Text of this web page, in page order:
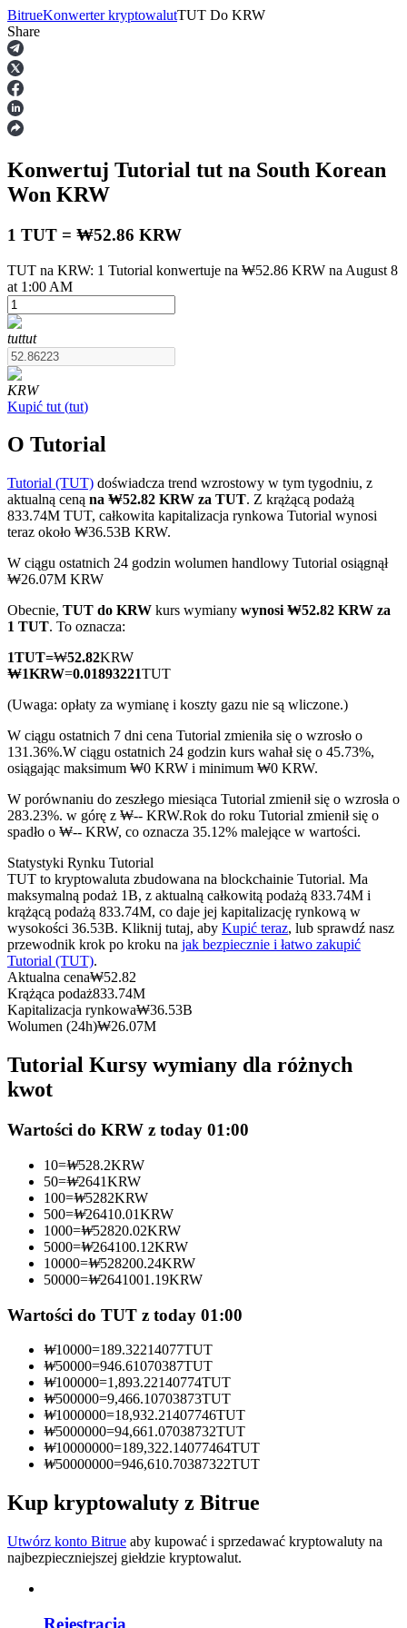
Kontrakty terminowe
Kontrakty terminowe na USDT
Kontrakty terminowe COIN-M
Kontrakty terminowe na kryptowaluty
TradFi
Instrumenty pochodne na akcje, forex, metale szlachetne i
towary
Kontrakty terminowe na USDC
Kopiowanie Transakcji
Dołącz do najlepszych traderów
Zostań traderem kopiującym
Ciesz się podziałem zysków i prowizjami z kopiowania
Analiza Big Data, w tym informacje handlowe itp.
BitrueKonwerter kryptowalutTUT Do KRW
Share
Konwertuj Tutorial tut na South Korean
Won KRW
1 TUT = ₩52.86 KRW
TUT na KRW: 1 Tutorial konwertuje na ₩52.86 KRW na August 8
at 1:00 AM
tuttut
KRW
Kupić tut (tut)
O Tutorial
Tutorial (TUT) doświadcza trend wzrostowy w tym tygodniu, z
aktualną ceną na ₩52.82 KRW za TUT. Z krążącą podażą
833.74M TUT, całkowita kapitalizacja rynkowa Tutorial wynosi
teraz około ₩36.53B KRW.
W ciągu ostatnich 24 godzin wolumen handlowy Tutorial osiągnął
₩26.07M KRW
Obecnie, TUT do KRW kurs wymiany wynosi ₩52.82 KRW za
1 TUT. To oznacza:
1TUT=₩52.82KRW
₩1KRW=0.01893221TUT
(Uwaga: opłaty za wymianę i koszty gazu nie są wliczone.)
W ciągu ostatnich 7 dni cena Tutorial zmieniła się o wzrosło o
131.36%.W ciągu ostatnich 24 godzin kurs wahał się o 45.73%,
osiągając maksimum ₩0 KRW i minimum ₩0 KRW.
W porównaniu do zeszłego miesiąca Tutorial zmienił się o wzrosła o
283.23%. w górę z ₩-- KRW.Rok do roku Tutorial zmienił się o
spadło o ₩-- KRW, co oznacza 35.12% malejące w wartości.
Statystyki Rynku Tutorial
TUT to kryptowaluta zbudowana na blockchainie Tutorial. Ma
maksymalną podaż 1B, z aktualną całkowitą podażą 833.74M i
krążącą podażą 833.74M, co daje jej kapitalizację rynkową w
wysokości 36.53B. Kliknij tutaj, aby Kupić teraz, lub sprawdź nasz
przewodnik krok po kroku na jak bezpiecznie i łatwo zakupić
Tutorial (TUT).
Aktualna cena₩52.82
Krążąca podaż833.74M
Kapitalizacja rynkowa₩36.53B
Wolumen (24h)₩26.07M
Tutorial Kursy wymiany dla różnych
kwot
Wartości do KRW z today 01:00
10=₩528.2KRW
50=₩2641KRW
100=₩5282KRW
500=₩26410.01KRW
1000=₩52820.02KRW
5000=₩264100.12KRW
10000=₩528200.24KRW
50000=₩2641001.19KRW
Wartości do TUT z today 01:00
₩10000=189.32214077TUT
₩50000=946.61070387TUT
₩100000=1,893.22140774TUT
₩500000=9,466.10703873TUT
₩1000000=18,932.21407746TUT
₩5000000=94,661.07038732TUT
₩10000000=189,322.14077464TUT
₩50000000=946,610.70387322TUT
Kup kryptowaluty z Bitrue
Utwórz konto Bitrue aby kupować i sprzedawać kryptowaluty na
najbezpieczniejszej giełdzie kryptowalut.
Rejestracja